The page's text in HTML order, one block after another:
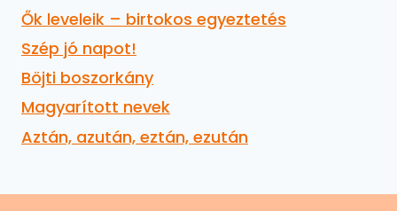
Ők leveleik – birtokos egyeztetés
Szép jó napot!
Böjti boszorkány
Magyarított nevek
Aztán, azután, eztán, ezután